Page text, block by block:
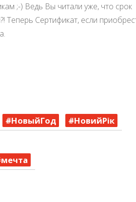
;-) Ведь Вы читали уже, что срок
Теперь Сертификат, если
#НовыйГод #НовийРік